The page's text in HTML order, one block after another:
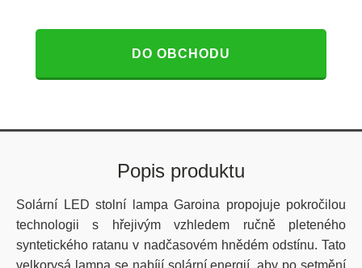
DO OBCHODU
Popis produktu
Solární LED stolní lampa Garoina propojuje pokročilou
technologii s hřejivým vzhledem ručně pleteného
syntetického ratanu v nadčasovém hnědém odstínu. Tato
velkorysá lampa se nabíjí solární energií, aby po setmění